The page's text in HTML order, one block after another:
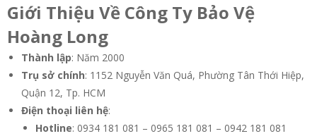
Giới Thiệu Về Công Ty Bảo Vệ
Hoàng Long
Thành lập: Năm 2000
Trụ sở chính: 1152 Nguyễn Văn Quá, Phường Tân Thới Hiệp,
Quận 12, Tp. HCM
Điện thoại liên hệ:
Hotline: 0934 181 081 – 0965 181 081 – 0942 181 081